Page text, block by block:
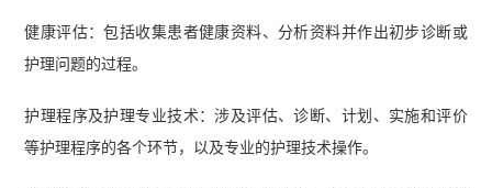
健康评估：包括收集患者健康资料、分析资料并作出初步诊断或
护理问题的过程。
护理程序及护理专业技术：涉及评估、诊断、计划、实施和评价
等护理程序的各个环节，以及专业的护理技术操作。